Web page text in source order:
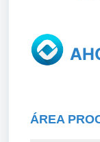
ÁREA